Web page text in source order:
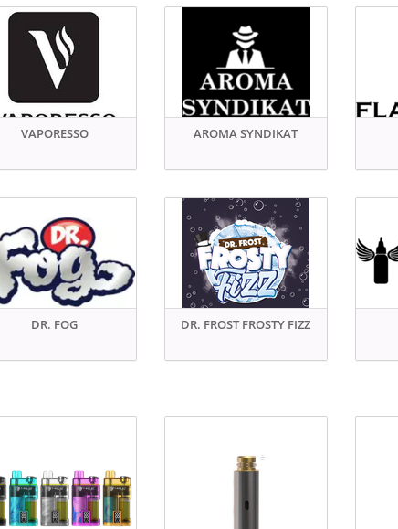
VAPORESSO AROMA SYNDIKAT
DR. FOG DR. FROST FROSTY FIZZ